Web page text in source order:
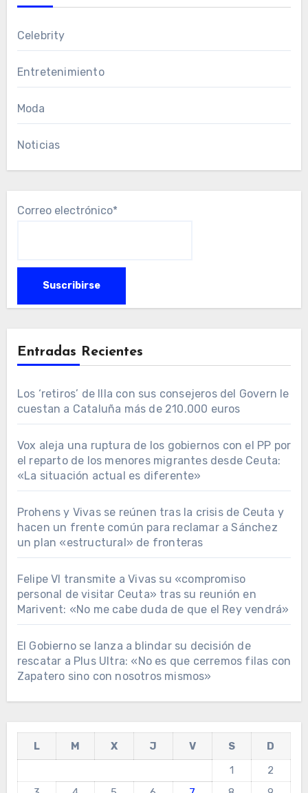
Celebrity
Entretenimiento
Moda
Noticias
Correo electrónico*
Entradas Recientes
Los ‘retiros’ de Illa con sus consejeros del Govern le
cuestan a Cataluña más de 210.000 euros
Vox aleja una ruptura de los gobiernos con el PP por
el reparto de los menores migrantes desde Ceuta:
«La situación actual es diferente»
Prohens y Vivas se reúnen tras la crisis de Ceuta y
hacen un frente común para reclamar a Sánchez
un plan «estructural» de fronteras
Felipe VI transmite a Vivas su «compromiso
personal de visitar Ceuta» tras su reunión en
Marivent: «No me cabe duda de que el Rey vendrá»
El Gobierno se lanza a blindar su decisión de
rescatar a Plus Ultra: «No es que cerremos filas con
Zapatero sino con nosotros mismos»
L M X J V S
D
1
2